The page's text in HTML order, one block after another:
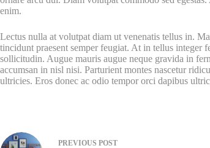
enim.
Lectus nulla at volutpat diam ut venenatis tellus in.
tincidunt praesent semper feugiat. At in tellus integer
sollicitudin. Augue mauris augue neque gravida in
accumsan in nisl nisi. Parturient montes nascetur
ultricies. Eros donec ac odio tempor orci dapibus
PREVIOUS POST